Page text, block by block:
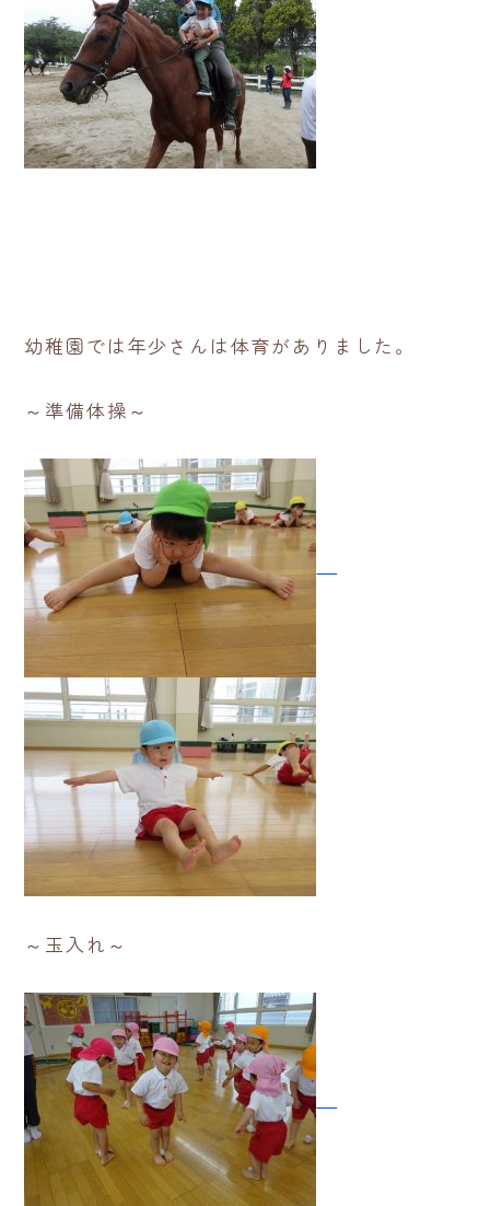
幼稚園では年少さんは体育がありました。
～準備体操～
～玉入れ～